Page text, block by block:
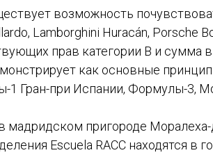
возможность
Lamborghini Huracán, Porsche
прав категории В и сумма
как основные
1 Гран-при Испании, Формулы-3,
мадридском пригороде
Escuela RACC находятся в